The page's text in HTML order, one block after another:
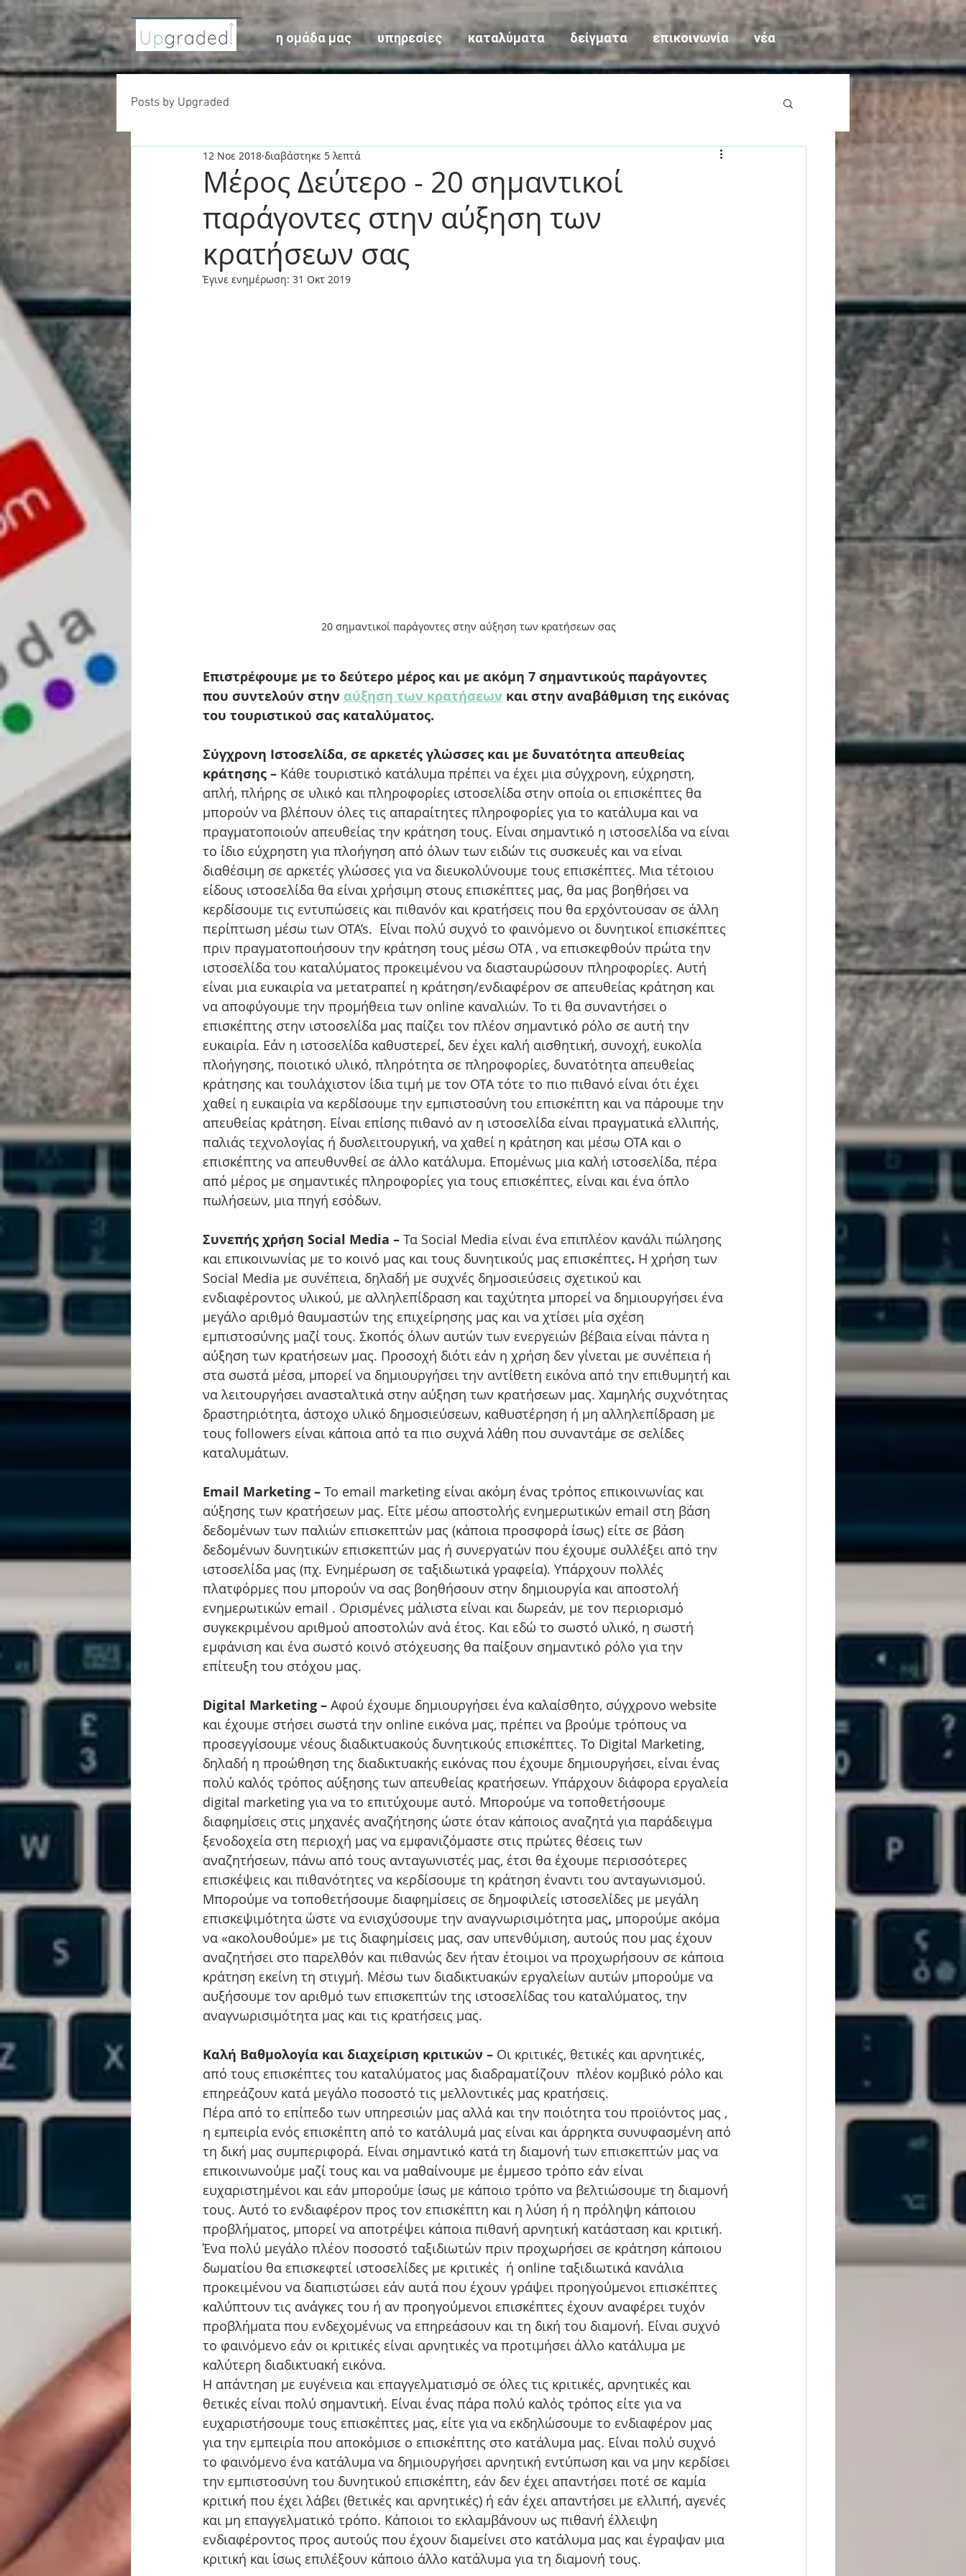
η ομάδα μας υπηρεσίες καταλύματα δείγματα επικοινωνία νέα
Posts by Upgraded
Μέρος Δεύτερο - 20 σημαντικοί
παράγοντες στην αύξηση των
κρατήσεων σας
12 Νοε 2018 διαβάστηκε 5 λεπτά
Έγινε ενημέρωση: 31 Οκτ 2019
20 σημαντικοί παράγοντες στην αύξηση των κρατήσεων σας
Επιστρέφουμε με το δεύτερο μέρος και με ακόμη 7 σημαντικούς παράγοντες
που συντελούν στην αύξηση των κρατήσεων και στην αναβάθμιση της εικόνας
του τουριστικού σας καταλύματος.
Σύγχρονη Ιστοσελίδα, σε αρκετές γλώσσες και με δυνατότητα απευθείας
κράτησης – Κάθε τουριστικό κατάλυμα πρέπει να έχει μια σύγχρονη, εύχρηστη,
απλή, πλήρης σε υλικό και πληροφορίες ιστοσελίδα στην οποία οι επισκέπτες θα
μπορούν να βλέπουν όλες τις απαραίτητες πληροφορίες για το κατάλυμα και να
πραγματοποιούν απευθείας την κράτηση τους. Είναι σημαντικό η ιστοσελίδα να είναι
το ίδιο εύχρηστη για πλοήγηση από όλων των ειδών τις συσκευές και να είναι
διαθέσιμη σε αρκετές γλώσσες για να διευκολύνουμε τους επισκέπτες. Μια τέτοιου
είδους ιστοσελίδα θα είναι χρήσιμη στους επισκέπτες μας, θα μας βοηθήσει να
κερδίσουμε τις εντυπώσεις και πιθανόν και κρατήσεις που θα ερχόντουσαν σε άλλη
περίπτωση μέσω των OTA’s.  Είναι πολύ συχνό το φαινόμενο οι δυνητικοί επισκέπτες
πριν πραγματοποιήσουν την κράτηση τους μέσω OTA , να επισκεφθούν πρώτα την
ιστοσελίδα του καταλύματος προκειμένου να διασταυρώσουν πληροφορίες. Αυτή
είναι μια ευκαιρία να μετατραπεί η κράτηση/ενδιαφέρον σε απευθείας κράτηση και
να αποφύγουμε την προμήθεια των online καναλιών. Το τι θα συναντήσει ο
επισκέπτης στην ιστοσελίδα μας παίζει τον πλέον σημαντικό ρόλο σε αυτή την
ευκαιρία. Εάν η ιστοσελίδα καθυστερεί, δεν έχει καλή αισθητική, συνοχή, ευκολία
πλοήγησης, ποιοτικό υλικό, πληρότητα σε πληροφορίες, δυνατότητα απευθείας
κράτησης και τουλάχιστον ίδια τιμή με τον OTA τότε το πιο πιθανό είναι ότι έχει
χαθεί η ευκαιρία να κερδίσουμε την εμπιστοσύνη του επισκέπτη και να πάρουμε την
απευθείας κράτηση. Είναι επίσης πιθανό αν η ιστοσελίδα είναι πραγματικά ελλιπής,
παλιάς τεχνολογίας ή δυσλειτουργική, να χαθεί η κράτηση και μέσω OTA και ο
επισκέπτης να απευθυνθεί σε άλλο κατάλυμα. Επομένως μια καλή ιστοσελίδα, πέρα
από μέρος με σημαντικές πληροφορίες για τους επισκέπτες, είναι και ένα όπλο
πωλήσεων, μια πηγή εσόδων.
Συνεπής χρήση Social Media – Τα Social Media είναι ένα επιπλέον κανάλι πώλησης
και επικοινωνίας με το κοινό μας και τους δυνητικούς μας επισκέπτες. Η χρήση των
Social Media με συνέπεια, δηλαδή με συχνές δημοσιεύσεις σχετικού και
ενδιαφέροντος υλικού, με αλληλεπίδραση και ταχύτητα μπορεί να δημιουργήσει ένα
μεγάλο αριθμό θαυμαστών της επιχείρησης μας και να χτίσει μία σχέση
εμπιστοσύνης μαζί τους. Σκοπός όλων αυτών των ενεργειών βέβαια είναι πάντα η
αύξηση των κρατήσεων μας. Προσοχή διότι εάν η χρήση δεν γίνεται με συνέπεια ή
στα σωστά μέσα, μπορεί να δημιουργήσει την αντίθετη εικόνα από την επιθυμητή και
να λειτουργήσει ανασταλτικά στην αύξηση των κρατήσεων μας. Χαμηλής συχνότητας
δραστηριότητα, άστοχο υλικό δημοσιεύσεων, καθυστέρηση ή μη αλληλεπίδραση με
τους followers είναι κάποια από τα πιο συχνά λάθη που συναντάμε σε σελίδες
καταλυμάτων.
Email Marketing – Το email marketing είναι ακόμη ένας τρόπος επικοινωνίας και
αύξησης των κρατήσεων μας. Είτε μέσω αποστολής ενημερωτικών email στη βάση
δεδομένων των παλιών επισκεπτών μας (κάποια προσφορά ίσως) είτε σε βάση
δεδομένων δυνητικών επισκεπτών μας ή συνεργατών που έχουμε συλλέξει από την
ιστοσελίδα μας (πχ. Ενημέρωση σε ταξιδιωτικά γραφεία). Υπάρχουν πολλές
πλατφόρμες που μπορούν να σας βοηθήσουν στην δημιουργία και αποστολή
ενημερωτικών email . Ορισμένες μάλιστα είναι και δωρεάν, με τον περιορισμό
συγκεκριμένου αριθμού αποστολών ανά έτος. Και εδώ το σωστό υλικό, η σωστή
εμφάνιση και ένα σωστό κοινό στόχευσης θα παίξουν σημαντικό ρόλο για την
επίτευξη του στόχου μας.
Digital Marketing – Αφού έχουμε δημιουργήσει ένα καλαίσθητο, σύγχρονο website
και έχουμε στήσει σωστά την online εικόνα μας, πρέπει να βρούμε τρόπους να
προσεγγίσουμε νέους διαδικτυακούς δυνητικούς επισκέπτες. Το Digital Marketing,
δηλαδή η προώθηση της διαδικτυακής εικόνας που έχουμε δημιουργήσει, είναι ένας
πολύ καλός τρόπος αύξησης των απευθείας κρατήσεων. Υπάρχουν διάφορα εργαλεία
digital marketing για να το επιτύχουμε αυτό. Μπορούμε να τοποθετήσουμε
διαφημίσεις στις μηχανές αναζήτησης ώστε όταν κάποιος αναζητά για παράδειγμα
ξενοδοχεία στη περιοχή μας να εμφανιζόμαστε στις πρώτες θέσεις των
αναζητήσεων, πάνω από τους ανταγωνιστές μας, έτσι θα έχουμε περισσότερες
επισκέψεις και πιθανότητες να κερδίσουμε τη κράτηση έναντι του ανταγωνισμού.
Μπορούμε να τοποθετήσουμε διαφημίσεις σε δημοφιλείς ιστοσελίδες με μεγάλη
επισκεψιμότητα ώστε να ενισχύσουμε την αναγνωρισιμότητα μας, μπορούμε ακόμα
να «ακολουθούμε» με τις διαφημίσεις μας, σαν υπενθύμιση, αυτούς που μας έχουν
αναζητήσει στο παρελθόν και πιθανώς δεν ήταν έτοιμοι να προχωρήσουν σε κάποια
κράτηση εκείνη τη στιγμή. Μέσω των διαδικτυακών εργαλείων αυτών μπορούμε να
αυξήσουμε τον αριθμό των επισκεπτών της ιστοσελίδας του καταλύματος, την
αναγνωρισιμότητα μας και τις κρατήσεις μας.
Καλή Βαθμολογία και διαχείριση κριτικών – Οι κριτικές, θετικές και αρνητικές,
από τους επισκέπτες του καταλύματος μας διαδραματίζουν  πλέον κομβικό ρόλο και
επηρεάζουν κατά μεγάλο ποσοστό τις μελλοντικές μας κρατήσεις.
Πέρα από το επίπεδο των υπηρεσιών μας αλλά και την ποιότητα του προϊόντος μας ,
η εμπειρία ενός επισκέπτη από το κατάλυμά μας είναι και άρρηκτα συνυφασμένη από
τη δική μας συμπεριφορά. Είναι σημαντικό κατά τη διαμονή των επισκεπτών μας να
επικοινωνούμε μαζί τους και να μαθαίνουμε με έμμεσο τρόπο εάν είναι
ευχαριστημένοι και εάν μπορούμε ίσως με κάποιο τρόπο να βελτιώσουμε τη διαμονή
τους. Αυτό το ενδιαφέρον προς τον επισκέπτη και η λύση ή η πρόληψη κάποιου
προβλήματος, μπορεί να αποτρέψει κάποια πιθανή αρνητική κατάσταση και κριτική.
Ένα πολύ μεγάλο πλέον ποσοστό ταξιδιωτών πριν προχωρήσει σε κράτηση κάποιου
δωματίου θα επισκεφτεί ιστοσελίδες με κριτικές  ή online ταξιδιωτικά κανάλια
προκειμένου να διαπιστώσει εάν αυτά που έχουν γράψει προηγούμενοι επισκέπτες
καλύπτουν τις ανάγκες του ή αν προηγούμενοι επισκέπτες έχουν αναφέρει τυχόν
προβλήματα που ενδεχομένως να επηρεάσουν και τη δική του διαμονή. Είναι συχνό
το φαινόμενο εάν οι κριτικές είναι αρνητικές να προτιμήσει άλλο κατάλυμα με
καλύτερη διαδικτυακή εικόνα.
Η απάντηση με ευγένεια και επαγγελματισμό σε όλες τις κριτικές, αρνητικές και
θετικές είναι πολύ σημαντική. Είναι ένας πάρα πολύ καλός τρόπος είτε για να
ευχαριστήσουμε τους επισκέπτες μας, είτε για να εκδηλώσουμε το ενδιαφέρον μας
για την εμπειρία που αποκόμισε ο επισκέπτης στο κατάλυμα μας. Είναι πολύ συχνό
το φαινόμενο ένα κατάλυμα να δημιουργήσει αρνητική εντύπωση και να μην κερδίσει
την εμπιστοσύνη του δυνητικού επισκέπτη, εάν δεν έχει απαντήσει ποτέ σε καμία
κριτική που έχει λάβει (θετικές και αρνητικές) ή εάν έχει απαντήσει με ελλιπή, αγενές
και μη επαγγελματικό τρόπο. Κάποιοι το εκλαμβάνουν ως πιθανή έλλειψη
ενδιαφέροντος προς αυτούς που έχουν διαμείνει στο κατάλυμα μας και έγραψαν μια
κριτική και ίσως επιλέξουν κάποιο άλλο κατάλυμα για τη διαμονή τους.